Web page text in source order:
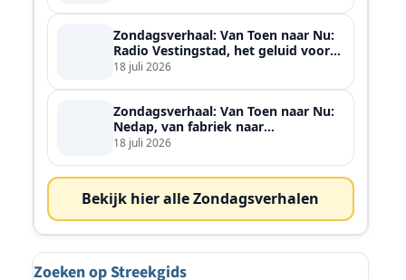
Zondagsverhaal: Van Toen naar Nu:
Radio Vestingstad, het geluid voor
heel de streek
18 juli 2026
Zondagsverhaal: Van Toen naar Nu:
Nedap, van fabriek naar
wereldspeler
18 juli 2026
Bekijk hier alle Zondagsverhalen
Zoeken op Streekgids